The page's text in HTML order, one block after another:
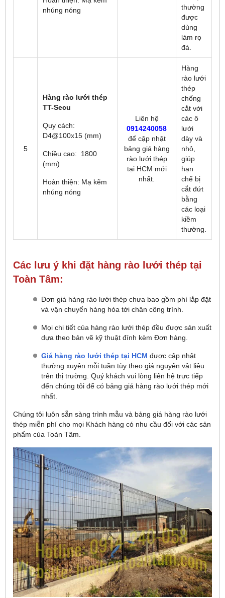
nhúng nóng
thường
được
dùng
làm rọ
đá.
5
Hàng rào lưới thép
TT-Secu
Quy cách:
D4@100x15 (mm)
Chiều cao: 1800
(mm)
Hoàn thiện: Mạ kẽm
nhúng nóng
Liên hệ
0914240058
để cập nhật
bảng giá hàng
rào lưới thép
tại HCM mới
nhất.
Hàng
rào lưới
thép
chống
cắt với
các ô
lưới
dày và
nhỏ,
giúp
hạn
chế bị
cắt đứt
bằng
các loại
kiềm
thường.
Các lưu ý khi đặt hàng rào lưới thép tại
Toàn Tâm:
Đơn giá hàng rào lưới thép chưa bao gồm phí lắp đặt
và vận chuyển hàng hóa tới chân công trình.
Mọi chi tiết của hàng rào lưới thép đều được sản xuất
dựa theo bản vẽ kỹ thuật đính kèm Đơn hàng.
Giá hàng rào lưới thép tại HCM được cập nhật
thường xuyên mỗi tuần tùy theo giá nguyên vật liệu
trên thị trường. Quý khách vui lòng liên hệ trực tiếp
đến chúng tôi để có bảng giá hàng rào lưới thép mới
nhất.
Chúng tôi luôn sẵn sàng trình mẫu và bảng giá hàng rào lưới
thép miễn phí cho mọi Khách hàng có nhu cầu đối với các sản
phẩm của Toàn Tâm.